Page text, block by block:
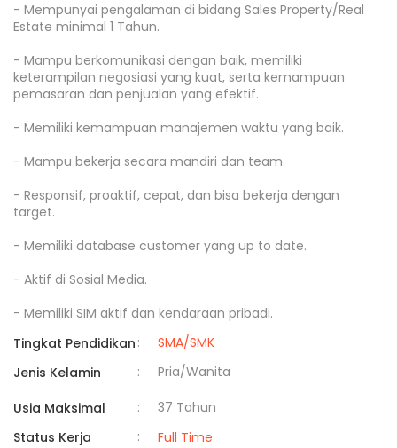
- Mempunyai pengalaman di bidang Sales Property/Real
Estate minimal 1 Tahun.
- Mampu berkomunikasi dengan baik, memiliki
keterampilan negosiasi yang kuat, serta kemampuan
pemasaran dan penjualan yang efektif.
- Memiliki kemampuan manajemen waktu yang baik.
- Mampu bekerja secara mandiri dan team.
- Responsif, proaktif, cepat, dan bisa bekerja dengan
target.
- Memiliki database customer yang up to date.
- Aktif di Sosial Media.
- Memiliki SIM aktif dan kendaraan pribadi.
Tingkat Pendidikan :
SMA/SMK
Jenis Kelamin
: Pria/Wanita
Usia Maksimal :
37 Tahun
Status Kerja
: Full Time